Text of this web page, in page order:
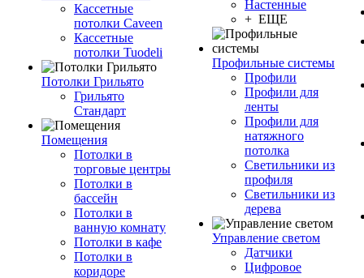
Кассетные
потолки Caveen
Кассетные
потолки Tuodeli
Потолки Грильято
Грильято
Стандарт
Помещения
Потолки в
торговые центры
Потолки в
бассейн
Потолки в
ванную комнату
Потолки в кафе
Потолки в
коридоре
Настенные
+ ЕЩЕ
Профильные системы
Профили
Профили для
ленты
Профили для
натяжного
потолка
Светильники из
профиля
Светильники из
дерева
Управление светом
Датчики
Цифровое